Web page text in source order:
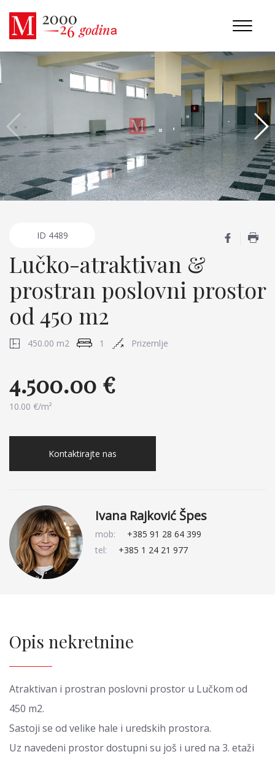
ID 4489
Lučko-atraktivan &
prostran poslovni prostor
od 450 m2
450.00 m2 1 Prizemlje
4.500.00 €
10.00 €/m²
Kontaktirajte nas
Ivana Rajković Špes
mob:
+385 91 28 64 399
tel:
+385 1 24 21 977
Opis nekretnine
Atraktivan i prostran poslovni prostor u Lučkom od
450 m2.
Sastoji se od velike hale i uredskih prostora.
Uz navedeni prostor dostupni su još i ured na 3. etaži